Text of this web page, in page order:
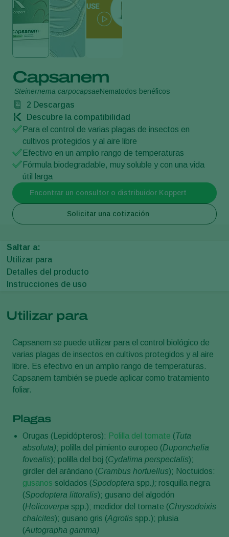
Capsanem
Steinernema carpocapsaeNematodos benéficos
2 Descargas
Descubre la compatibilidad
Para el control de varias plagas de insectos en
cultivos protegidos y al aire libre
Efectivo en un amplio rango de temperaturas
Fórmula biodegradable, muy soluble y con una vida
útil larga
Encontrar un consultor o distribuidor Koppert
Solicitar una cotización
Saltar a:
Utilizar para
Detalles del producto
Instrucciones de uso
Utilizar para
Capsanem se puede utilizar para el control biológico de
varias plagas de insectos en cultivos protegidos y al aire
libre. Es efectivo en un amplio rango de temperaturas.
Capsanem también se puede aplicar como tratamiento
foliar.
Plagas
Orugas (Lepidópteros): Polilla del tomate (Tuta
absoluta); polilla del pimiento europeo (Duponchelia
fovealis); polilla del boj (Cydalima perspectalis);
girdler del arándano (Crambus hortuellus); Noctuidos:
gusanos soldados (Spodoptera spp.); rosquilla negra
(Spodoptera littoralis); gusano del algodón
(Helicoverpa spp.); medidor del tomate (Chrysodeixis
chalcites); gusano gris (Agrotis spp.); plusia
(Autographa gamma)